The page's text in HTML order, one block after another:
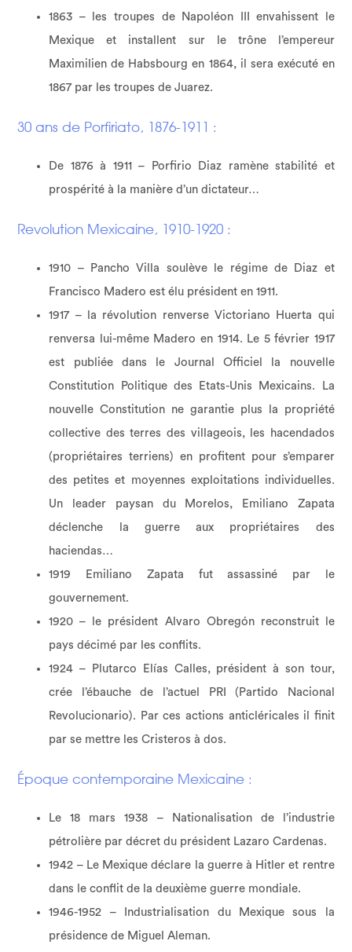
1863 – les troupes de Napoléon III envahissent le
Mexique et installent sur le trône l’empereur
Maximilien de Habsbourg en 1864, il sera exécuté en
1867 par les troupes de Juarez.
30 ans de Porfiriato, 1876-1911 :
De 1876 à 1911 – Porfirio Diaz ramène stabilité et
prospérité à la manière d’un dictateur…
Revolution Mexicaine, 1910-1920 :
1910 – Pancho Villa soulève le régime de Diaz et
Francisco Madero est élu président en 1911.
1917 – la révolution renverse Victoriano Huerta qui
renversa lui-même Madero en 1914. Le 5 février 1917
est publiée dans le Journal Officiel la nouvelle
Constitution Politique des Etats-Unis Mexicains. La
nouvelle Constitution ne garantie plus la propriété
collective des terres des villageois, les hacendados
(propriétaires terriens) en profitent pour s’emparer
des petites et moyennes exploitations individuelles.
Un leader paysan du Morelos, Emiliano Zapata
déclenche la guerre aux propriétaires des
haciendas…
1919 Emiliano Zapata fut assassiné par le
gouvernement.
1920 – le président Alvaro Obregón reconstruit le
pays décimé par les conflits.
1924 – Plutarco Elías Calles, président à son tour,
crée l’ébauche de l’actuel PRI (Partido Nacional
Revolucionario). Par ces actions anticléricales il finit
par se mettre les Cristeros à dos.
Époque contemporaine Mexicaine :
Le 18 mars 1938 – Nationalisation de l’industrie
pétrolière par décret du président Lazaro Cardenas.
1942 – Le Mexique déclare la guerre à Hitler et rentre
dans le conflit de la deuxième guerre mondiale.
1946-1952 – Industrialisation du Mexique sous la
présidence de Miguel Aleman.